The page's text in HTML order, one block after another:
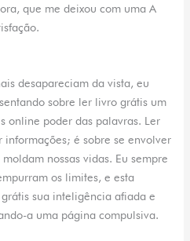
que me deixou com uma A
desapareciam da vista, eu
sobre ler livro grátis um
online poder das palavras. Ler
informações; é sobre se envolver
nossas vidas. Eu sempre
os limites, e esta
sua inteligência afiada e
a uma página compulsiva.